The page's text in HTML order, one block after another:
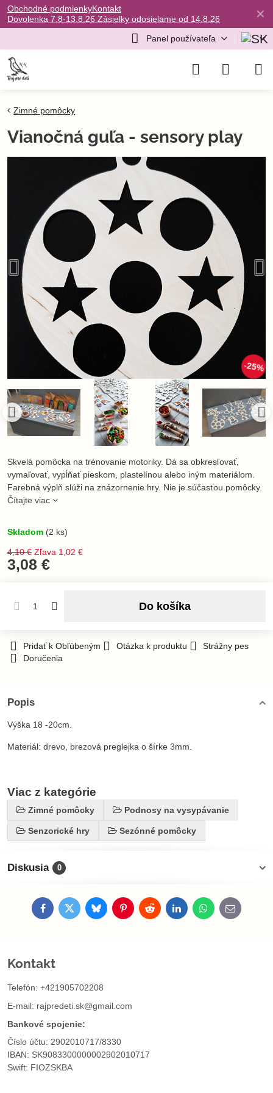
✕
Obchodné podmienkyKontakt
Dovolenka 7.8-13.8.26 Zásielky odosielame od 14.8.26
Panel používateľa
25%
Zimné pomôcky
Vianočná guľa - sensory play
Skvelá pomôcka na trénovanie motoriky. Dá sa obkresľovať,
vymaľovať, vypĺňať pieskom, plastelínou alebo iným materiálom.
Farebná výplň slúži na znázornenie hry. Nie je súčasťou pomôcky.
Čítajte viac
Skladom (2 ks)
4,10 € Zľava 1,02 €
3,08 €
Do košíka
Pridať k Obľúbeným Otázka k produktu
Strážny pes
Doručenia
Popis
Výška 18 -20cm.
Materiál: drevo, brezová preglejka o šírke 3mm.
Viac z kategórie
Zimné pomôcky Podnosy na vysypávanie
Senzorické hry Sezónné pomôcky
Diskusia 0
FacebookTwitterBlueskyPinterestRedditLinkedInWhatsApp
E-
mail
Kontakt
Telefón: +421905702208
E-mail: rajpredeti.sk@gmail.com
Bankové spojenie:
Číslo účtu: 2902010717/8330
IBAN: SK9083300000002902010717
Swift: FIOZSKBA